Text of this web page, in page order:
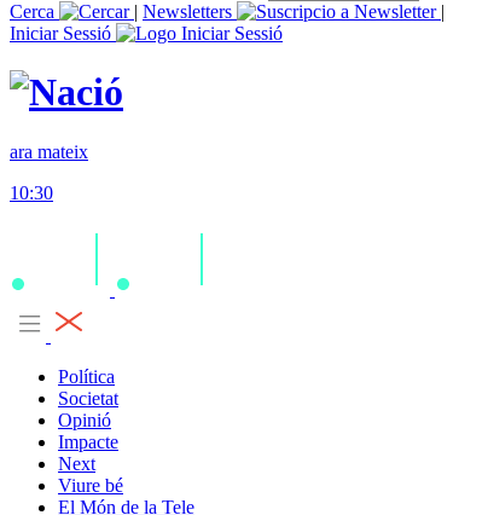
Cerca
| Newsletters
|
Iniciar Sessió
ara mateix
10:30
Política
Societat
Opinió
Impacte
Next
Viure bé
El Món de la Tele